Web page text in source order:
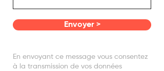
Envoyer >
En envoyant ce message vous consentez
à la transmission de vos données